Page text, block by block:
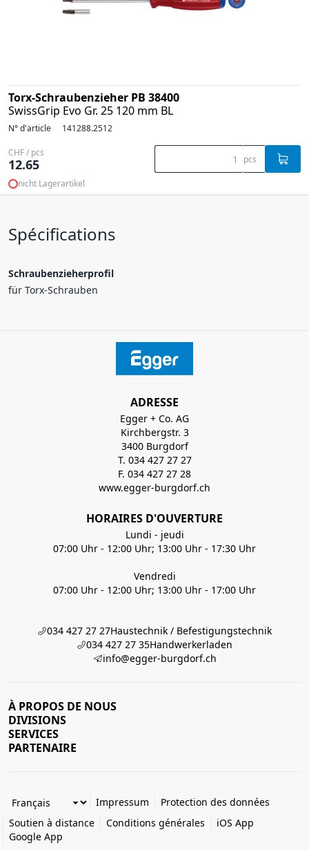
Torx-Schraubenzieher PB 38400
SwissGrip Evo Gr. 25 120 mm BL
N° d'article 141288.2512
CHF / pcs
12.65 pcs
nicht Lagerartikel
Spécifications
Schraubenzieherprofil
für Torx-Schrauben
ADRESSE
Egger + Co. AG
Kirchbergstr. 3
3400 Burgdorf
T. 034 427 27 27
F. 034 427 27 28
www.egger-burgdorf.ch
HORAIRES D'OUVERTURE
Lundi - jeudi
07:00 Uhr - 12:00 Uhr; 13:00 Uhr - 17:30 Uhr
Vendredi
07:00 Uhr - 12:00 Uhr; 13:00 Uhr - 17:00 Uhr
034 427 27 27Haustechnik / Befestigungstechnik
034 427 27 35Handwerkerladen
info@egger-burgdorf.ch
À PROPOS DE NOUS
DIVISIONS
SERVICES
PARTENAIRE
Impressum
Protection des données
Soutien à distance
Conditions générales
iOS App
Google App